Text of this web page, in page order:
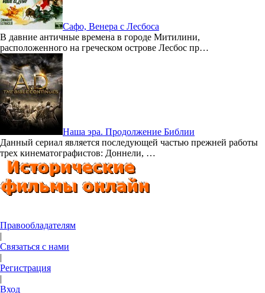
Сафо, Венера с Лесбоса
В давние античные времена в городе Митилини,
расположенного на греческом острове Лесбос пр…
Наша эра. Продолжение Библии
Данный сериал является последующей частью прежней работы
трех кинематографистов: Доннели, …
Правообладателям
|
Связаться с нами
|
Регистрация
|
Вход